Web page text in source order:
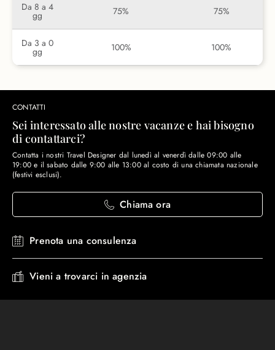
Da 8 a 4
gg 75% 75%
Da 3 a 0
gg 100% 100%
CONTATTI
Sei interessato alle nostre vacanze e hai bisogno
di contattarci?
Contatta i nostri Travel Designer dal lunedì al venerdì dalle 09:00 alle
19:00 e il sabato dalle 9:00 alle 13:00 al costo di una chiamata nazionale
(festivi esclusi).
Chiama ora
Prenota una consulenza
Vieni a trovarci in agenzia